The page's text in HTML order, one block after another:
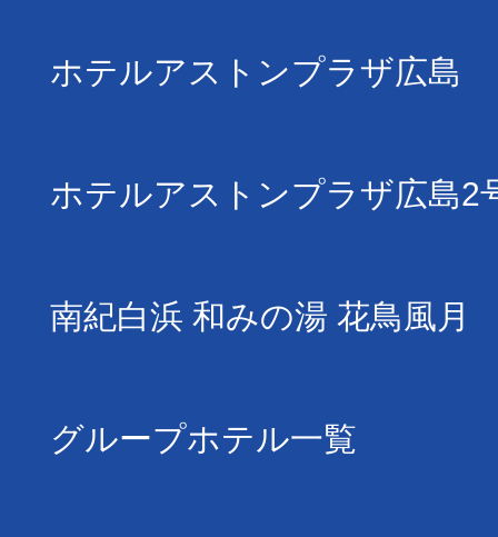
ホテルアストンプラザ広島
ホテルアストンプラザ広島2
南紀白浜 和みの湯 花鳥風月
グループホテル一覧